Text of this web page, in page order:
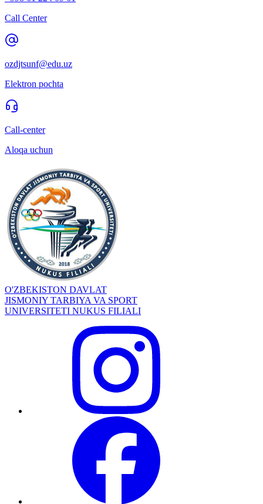
Call Center
ozdjtsunf@edu.uz
Elektron pochta
Call-center
Aloqa uchun
O'ZBEKISTON DAVLAT
JISMONIY TARBIYA VA SPORT
UNIVERSITETI NUKUS FILIALI